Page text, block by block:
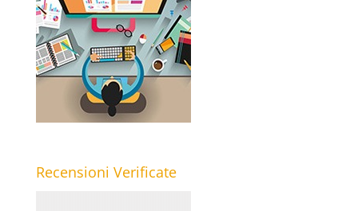
Recensioni Verificate